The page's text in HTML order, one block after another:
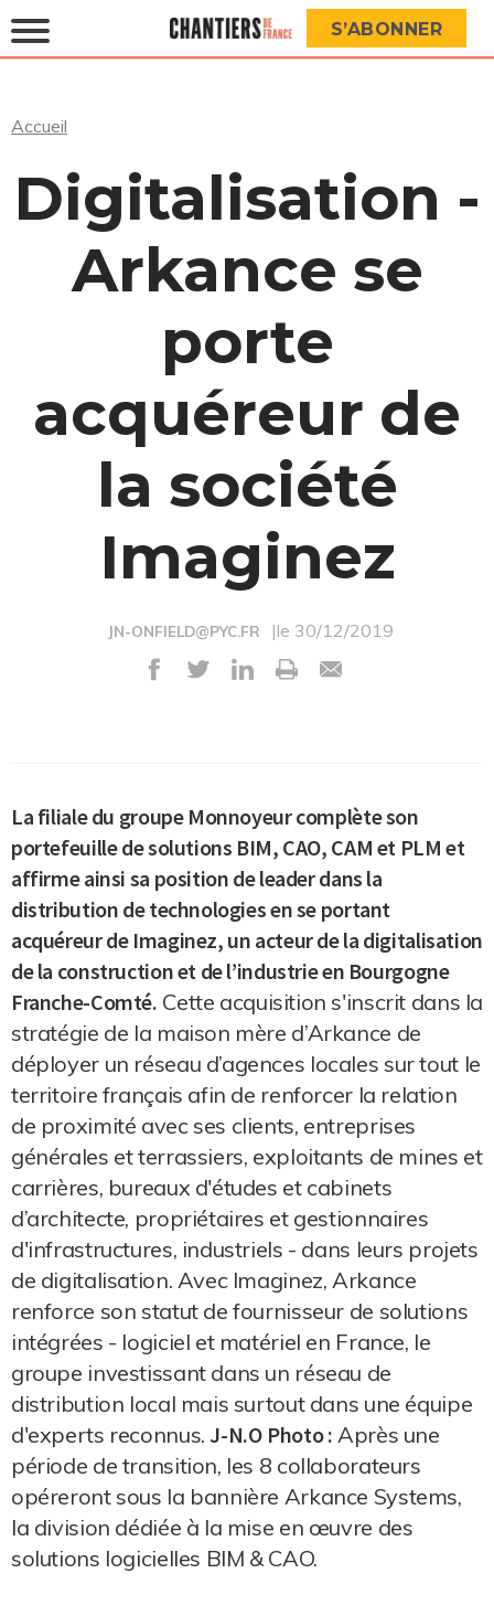
S’ABONNER
Accueil
Digitalisation -
Arkance se
porte
acquéreur de
la société
Imaginez
JN-ONFIELD@PYC.FR |le 30/12/2019
La filiale du groupe Monnoyeur complète son
portefeuille de solutions BIM, CAO, CAM et PLM et
affirme ainsi sa position de leader dans la
distribution de technologies en se portant
acquéreur de Imaginez, un acteur de la digitalisation
de la construction et de l’industrie en Bourgogne
Franche-Comté. Cette acquisition s'inscrit dans la
stratégie de la maison mère d’Arkance de
déployer un réseau d’agences locales sur tout le
territoire français afin de renforcer la relation
de proximité avec ses clients, entreprises
générales et terrassiers, exploitants de mines et
carrières, bureaux d'études et cabinets
d’architecte, propriétaires et gestionnaires
d'infrastructures, industriels - dans leurs projets
de digitalisation. Avec Imaginez, Arkance
renforce son statut de fournisseur de solutions
intégrées - logiciel et matériel en France, le
groupe investissant dans un réseau de
distribution local mais surtout dans une équipe
d'experts reconnus.J-N.O Photo : Après une
période de transition, les 8 collaborateurs
opéreront sous la bannière Arkance Systems,
la division dédiée à la mise en œuvre des
solutions logicielles BIM & CAO.